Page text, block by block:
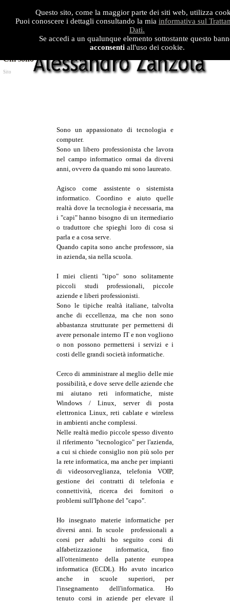
Questo sito, come la maggior parte dei siti web, utilizza
Puoi conoscere i dettagli consultando la mia informativa sul
Dati.
Se accedi a un qualunque elemento sottostante questo
acconsenti all'uso dei cookie.
Chi sono
Sito
Sono un appassionato di tecnologia e
computer.
Sono un libero professionista che lavora
nel campo informatico ormai da diversi
anni, ovvero da quando mi sono laureato.
Agisco come assistente o sistemista
informatico. Coordino e aiuto quelle
realtà dove la tecnologia è necessaria, ma
i "capi" hanno bisogno di un itermediario
o traduttore che spieghi loro di cosa si
parla e a cosa serve.
Quando capita sono anche professore, sia
in azienda, sia nella scuola.
I miei clienti "tipo" sono solitamente
piccoli studi professionali, piccole
aziende e liberi professionisti.
Sono le tipiche realtà italiane, talvolta
anche di eccellenza, ma che non sono
abbastanza strutturate per permettersi di
avere personale interno IT e non vogliono
o non possono permettersi i servizi e i
costi delle grandi società informatiche.
Cerco di amministrare al meglio delle mie
possibilità, e dove serve delle aziende che
mi aiutano reti informatiche, miste
Windows / Linux, server di posta
elettronica Linux, reti cablate e wireless
in ambienti anche complessi.
Nelle realtà medio piccole spesso divento
il riferimento "tecnologico" per l'azienda,
a cui si chiede consiglio non più solo per
la rete informatica, ma anche per impianti
di videosorveglianza, telefonia VOIP,
gestione dei contratti di telefonia e
connettività, ricerca dei fornitori o
problemi sull'Iphone del "capo".
Ho insegnato materie informatiche per
diversi anni. In scuole professionali a
corsi per adulti ho seguito corsi di
alfabetizzazione informatica, fino
all'ottenimento della patente europea
informatica (ECDL). Ho avuto incarico
anche in scuole superiori, per
l'insegnamento dell'informatica. Ho
tenuto corsi in aziende per elevare il